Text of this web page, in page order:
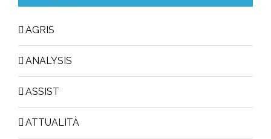
AGRIS
ANALYSIS
ASSIST
ATTUALITÀ